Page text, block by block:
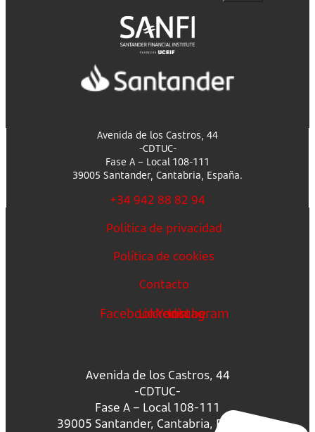
Avenida de los Castros, 44
-CDTUC-
Fase A – Local 108-111
39005 Santander, Cantabria, España.
+34 942 88 82 94
Política de privacidad
Política de cookies
Contacto
FacebookLinkedin
Youtube
Instagram
Avenida de los Castros, 44
-CDTUC-
Fase A – Local 108-111
39005 Santander, Cantabria, España.